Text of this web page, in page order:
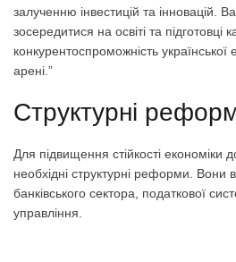
залученню інвестицій та інновацій.
зосередитися на освіті та підготовці
конкурентоспроможність української
арені.”
Структурні
Для підвищення стійкості економіки
необхідні структурні реформи.
банківського сектора, податкової
управління.